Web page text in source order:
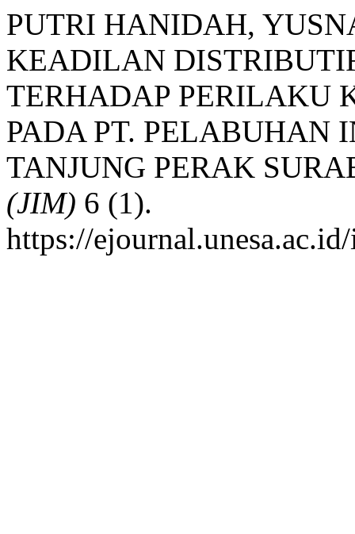
PUTRI HANIDAH,
KEADILAN
TERHADAP PERILAKU
PADA PT. PELABUHAN
TANJUNG PERAK
(JIM) 6 (1).
https://